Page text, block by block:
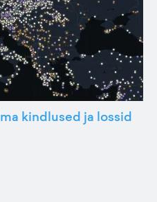
kindlused ja lossid